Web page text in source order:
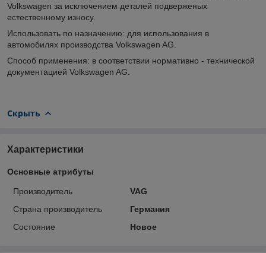
Volkswagen за исключением деталей подверженых
естественному износу.
Использовать по назначению: для использования в
автомобилях производства Volkswagen AG.
Способ применения: в соответствии нормативно - технической
документацией Volkswagen AG.
Скрыть
Характеристики
Основные атрибуты
Производитель
VAG
Страна производитель
Германия
Состояние
Новое